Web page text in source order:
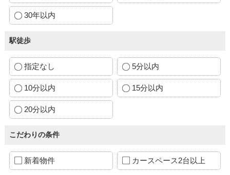
30年以内
駅徒歩
指定なし 5分以内
10分以内 15分以内
20分以内
こだわりの条件
新着物件 カースペース2台以上